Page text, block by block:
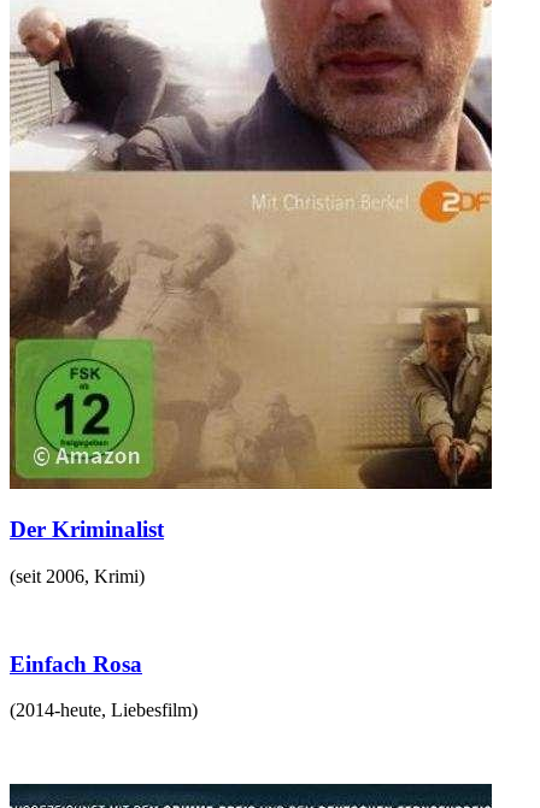
Der Kriminalist
(seit 2006, Krimi)
Einfach Rosa
(2014-heute, Liebesfilm)